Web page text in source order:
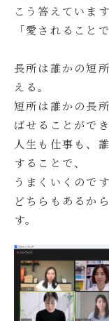
こう答えています
「愛されること
長所は誰かの短
える。
短所は誰かの長
ばせることができ
人生も仕事も、
することで、
うまくいくのです
どちらもあるか
す。